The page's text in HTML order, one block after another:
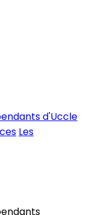
d'Uccle
Les